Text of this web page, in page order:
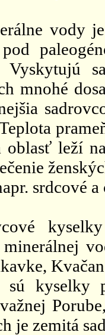
vody
mnohé
leží
srdcové
kyselky
je zemitá